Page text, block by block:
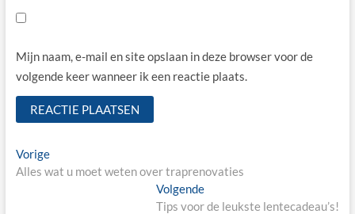
Mijn naam, e-mail en site opslaan in deze browser voor de
volgende keer wanneer ik een reactie plaats.
Bericht
navigatie
VorigeVorige
bericht:
Alles wat u moet weten over traprenovaties
VolgendeVolgende
bericht:
Tips voor de leukste lentecadeau’s!